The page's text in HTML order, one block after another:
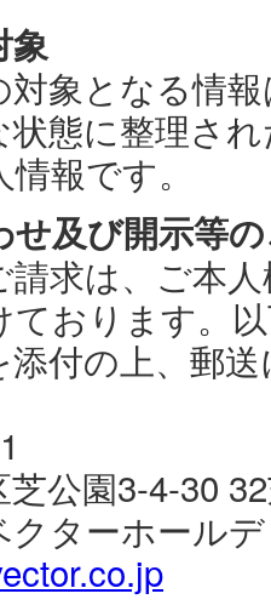
象
対象となる情
状態に整理さ
報です。
せ及び開示等
請求は、ご本
ております。
添付の上、郵
芝公園3-4-30
クターホール